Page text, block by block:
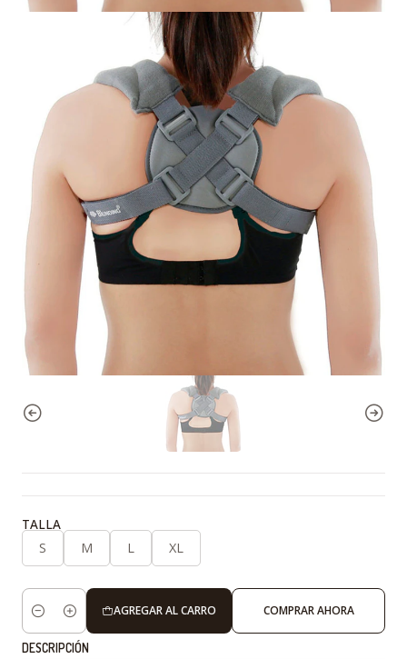
TALLA
S
M L XL
Cantidad
AGREGAR AL CARRO COMPRAR AHORA
DESCRIPCIÓN